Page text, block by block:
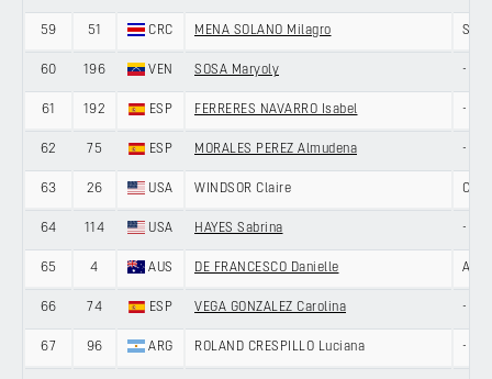
59 51 CRC MENA SOLANO Milagro
60 196 VEN SOSA Maryoly -
61 192 ESP FERRERES NAVARRO Isabel -
62 75 ESP MORALES PEREZ Almudena -
63 26 USA WINDSOR Claire
64 114 USA HAYES Sabrina -
65 4 AUS DE FRANCESCO Danielle
66 74 ESP VEGA GONZALEZ Carolina -
67 96 ARG ROLAND CRESPILLO Luciana -